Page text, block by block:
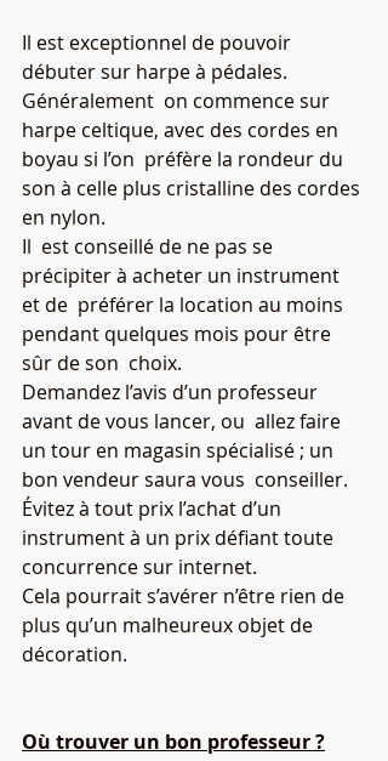
Il est exceptionnel de pouvoir
débuter sur harpe à pédales.
Généralement  on commence sur
harpe celtique, avec des cordes en
boyau si l’on  préfère la rondeur du
son à celle plus cristalline des cordes
en nylon.
Il  est conseillé de ne pas se
précipiter à acheter un instrument
et de  préférer la location au moins
pendant quelques mois pour être
sûr de son  choix.
Demandez l’avis d’un professeur
avant de vous lancer, ou  allez faire
un tour en magasin spécialisé ; un
bon vendeur saura vous  conseiller.
Évitez à tout prix l’achat d’un
instrument à un prix défiant toute
concurrence sur internet.
Cela pourrait s’avérer n’être rien de
plus qu’un malheureux objet de
décoration.
Où trouver un bon professeur ?